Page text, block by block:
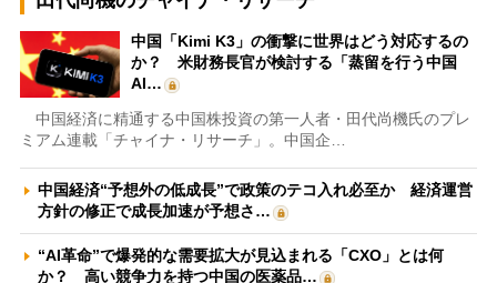
中国「Kimi K3」の衝撃に世界はどう対応するの
か？ 米財務長官が検討する「蒸留を行う中国
AI…
中国経済に精通する中国株投資の第一人者・田代尚機氏のプレ
ミアム連載「チャイナ・リサーチ」。中国企…
中国経済“予想外の低成長”で政策のテコ入れ必至か 経済運営
方針の修正で成長加速が予想さ…
“AI革命”で爆発的な需要拡大が見込まれる「CXO」とは何
か？ 高い競争力を持つ中国の医薬品…